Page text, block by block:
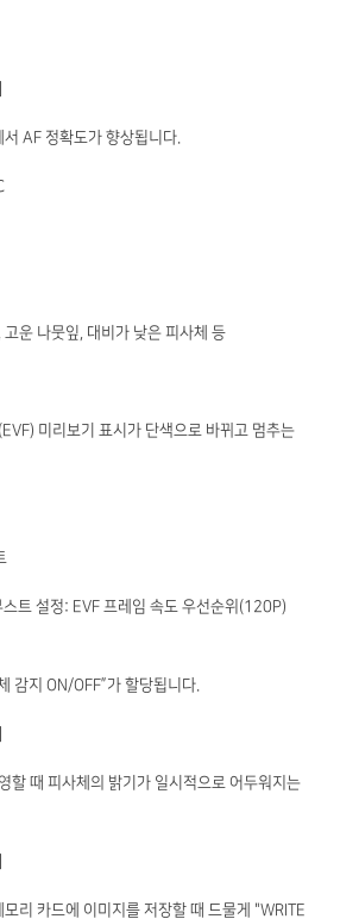
AF 정확도가 향상됩니다.
운 나뭇잎, 대비가 낮은 피사체 등
미리보기 표시가 단색으로 바뀌고 멈추는
트 설정: EVF 프레임 속도 우선순위(120P)
감지 ON/OFF”가 할당됩니다.
할 때 피사체의 밝기가 일시적으로 어두워지는
리 카드에 이미지를 저장할 때 드물게 "WRITE